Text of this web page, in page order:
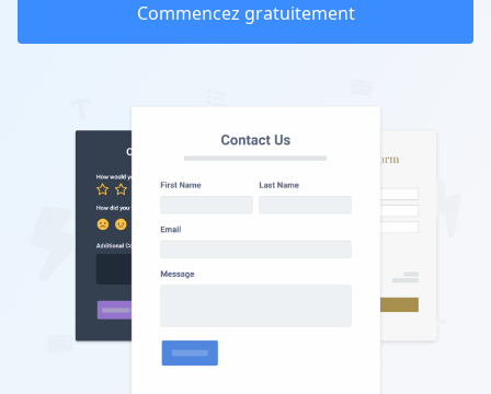
Commencez gratuitement